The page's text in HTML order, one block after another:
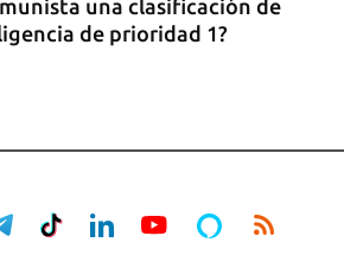
una clasificación de
de prioridad 1?